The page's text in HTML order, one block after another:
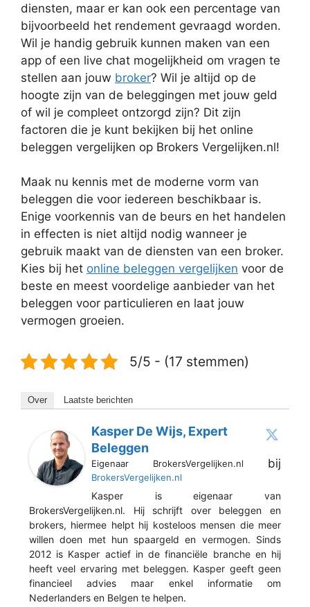
diensten, maar er kan ook een percentage van
bijvoorbeeld het rendement gevraagd worden.
Wil je handig gebruik kunnen maken van een
app of een live chat mogelijkheid om vragen te
stellen aan jouw broker? Wil je altijd op de
hoogte zijn van de beleggingen met jouw geld
of wil je compleet ontzorgd zijn? Dit zijn
factoren die je kunt bekijken bij het online
beleggen vergelijken op Brokers Vergelijken.nl!
Maak nu kennis met de moderne vorm van
beleggen die voor iedereen beschikbaar is.
Enige voorkennis van de beurs en het handelen
in effecten is niet altijd nodig wanneer je
gebruik maakt van de diensten van een broker.
Kies bij het online beleggen vergelijken voor de
beste en meest voordelige aanbieder van het
beleggen voor particulieren en laat jouw
vermogen groeien.
5/5 - (17 stemmen)
Over Laatste berichten
Kasper De Wijs, Expert
Beleggen
Eigenaar BrokersVergelijken.nl bij
BrokersVergelijken.nl
Kasper is eigenaar van
BrokersVergelijken.nl. Hij schrijft over beleggen en
brokers, hiermee helpt hij kosteloos mensen die meer
willen doen met hun spaargeld en vermogen. Sinds
2012 is Kasper actief in de financiële branche en hij
heeft veel ervaring met beleggen. Kasper geeft geen
financieel advies maar enkel informatie om
Nederlanders en Belgen te helpen.